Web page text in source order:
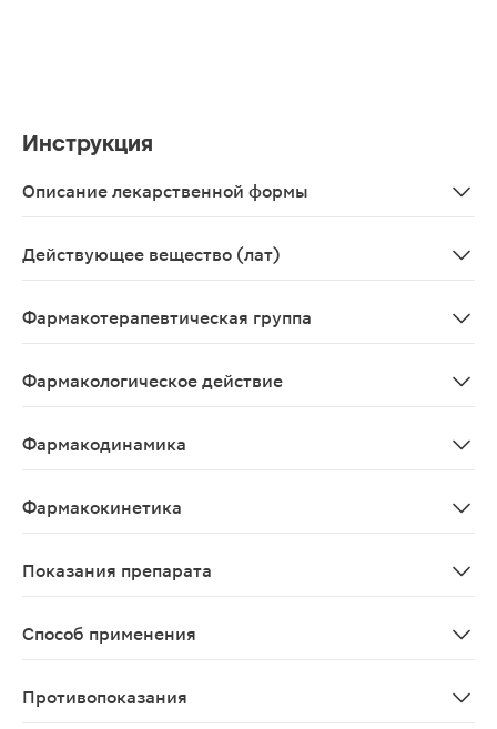
Инструкция
Описание лекарственной формы
Действующее вещество (лат)
Фармакотерапевтическая группа
Фармакологическое действие
Фармакодинамика
Фармакокинетика
Показания препарата
Способ применения
Противопоказания